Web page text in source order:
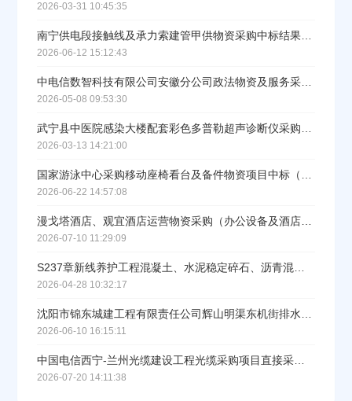
2026-03-31 10:45:35
南宁供电段接触线及承力索建管甲供物资采购中标结果公告
2026-06-12 15:12:43
中电信数智科技有限公司安徽分公司政法物资及服务采购S142602项目（直接采购部分）直接采购公示
2026-05-08 09:53:30
武宁县中医院感染大楼配套彩色多普勒超声诊断仪采购项目中标公告
2026-03-13 14:21:00
国家游泳中心采购移动座椅看台及备件物资项目中标（成交）结果公告
2026-06-22 14:57:08
漫戈塔酒店、观宜酒店运营物资采购（办公设备及酒店员工制服）项目的中标结果公告
2026-07-10 11:29:09
S237章新线养护工程混凝土、水泥稳定碎石、沥青混凝土等材料谈判采购（三次采购）（标段/包1）成交结果公示
2026-04-28 10:32:17
沈阳市锦东城建工程有限责任公司辉山明渠东机街排水改造工程（钢筋混凝土管）采购中标候选人公示
2026-06-10 16:15:11
中国电信西宁-兰州光缆建设工程光缆采购项目直接采购公示
2026-07-20 14:11:38